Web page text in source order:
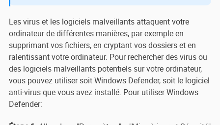
Les virus et les logiciels malveillants attaquent votre
ordinateur de différentes manières, par exemple en
supprimant vos fichiers, en cryptant vos dossiers et en
ralentissant votre ordinateur. Pour rechercher des virus ou
des logiciels malveillants potentiels sur votre ordinateur,
vous pouvez utiliser soit Windows Defender, soit le logiciel
anti-virus que vous avez installé. Pour utiliser Windows
Defender: